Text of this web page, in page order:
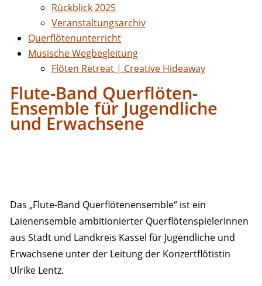
Rückblick 2025
Veranstaltungsarchiv
Querflötenunterricht
Musische Wegbegleitung
Flöten Retreat | Creative Hideaway
Flute-Band Querflöten-
Ensemble für Jugendliche
und Erwachsene
Das „Flute-Band Querflötenensemble“ ist ein
Laienensemble ambitionierter QuerflötenspielerInnen
aus Stadt und Landkreis Kassel für Jugendliche und
Erwachsene unter der Leitung der Konzertflötistin
Ulrike Lentz.